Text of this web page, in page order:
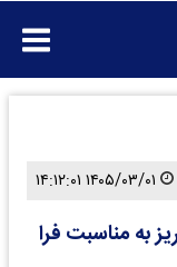
به مناسبت فرا